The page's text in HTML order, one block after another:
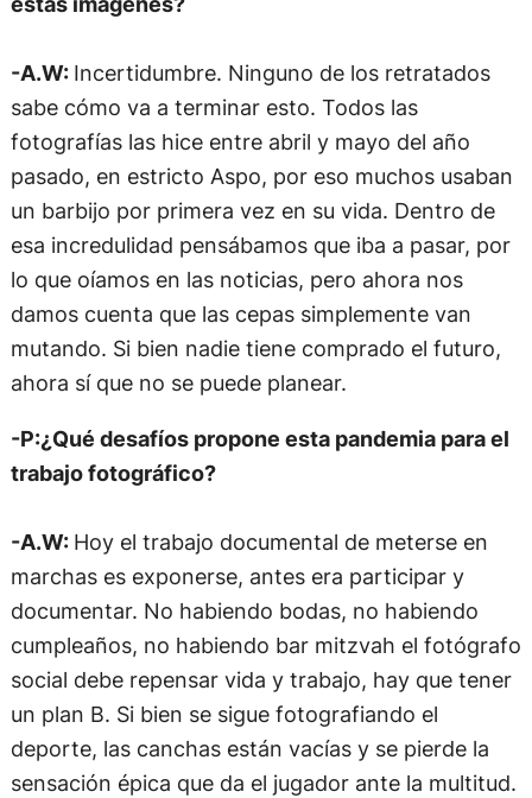
-A.W: Incertidumbre. Ninguno de los retratados
sabe cómo va a terminar esto. Todos las
fotografías las hice entre abril y mayo del año
pasado, en estricto Aspo, por eso muchos usaban
un barbijo por primera vez en su vida. Dentro de
esa incredulidad pensábamos que iba a pasar, por
lo que oíamos en las noticias, pero ahora nos
damos cuenta que las cepas simplemente van
mutando. Si bien nadie tiene comprado el futuro,
ahora sí que no se puede planear.
-P:¿Qué desafíos propone esta pandemia para el
trabajo fotográfico?
-A.W: Hoy el trabajo documental de meterse en
marchas es exponerse, antes era participar y
documentar. No habiendo bodas, no habiendo
cumpleaños, no habiendo bar mitzvah el fotógrafo
social debe repensar vida y trabajo, hay que tener
un plan B. Si bien se sigue fotografiando el
deporte, las canchas están vacías y se pierde la
sensación épica que da el jugador ante la multitud.